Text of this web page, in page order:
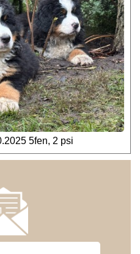
5fen, 2 psi